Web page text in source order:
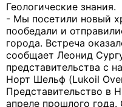
Геологические знания.
- Мы посетили новый
пообедали и
города. Встреча
сообщает Леонид
представительства с
Норт Шельф (Lukoil
Представительство в
апреле прошлого